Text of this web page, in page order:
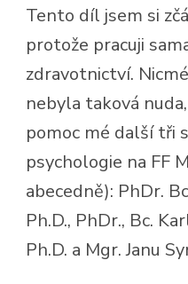
Tento díl jsem si
protože pracuji
zdravotnictví.
nebyla taková
pomoc mé další tři
psychologie na FF
abecedně): PhDr.
Ph.D., PhDr., Bc.
Ph.D. a Mgr. Janu